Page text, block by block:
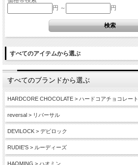
円 ～
円
すべてのアイテムから選ぶ
すべてのブランドから選ぶ
HARDCORE CHOCOLATE > ハードコアチョコレート
reversal > リバーサル
DEVILOCK > デビロック
RUDIE'S > ルーディーズ
HAOMING > ハオミン